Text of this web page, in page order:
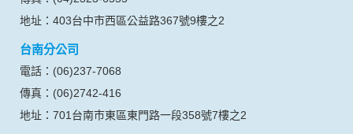
地址：403台中市西區公益路367號9樓之2
台南分公司
電話：(06)237-7068
傳真：(06)2742-416
地址：701台南市東區東門路一段358號7樓之2